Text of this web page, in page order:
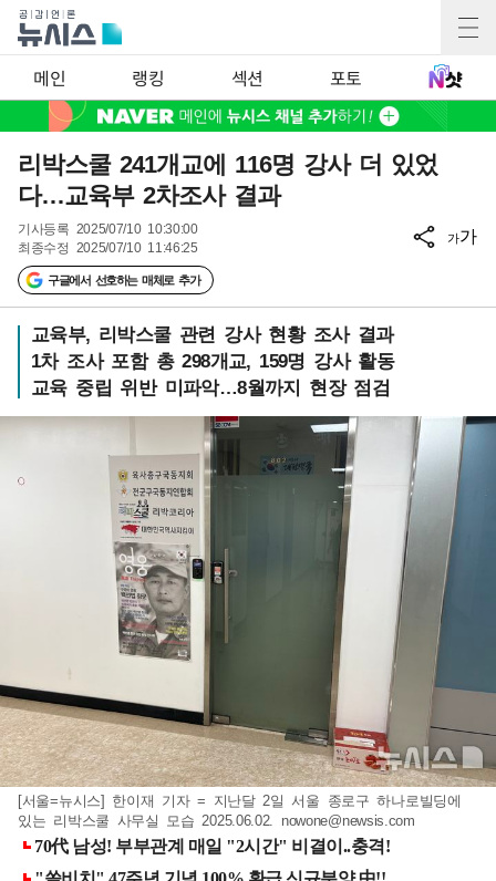
메인 랭킹 섹션 포토
리박스쿨 241개교에 116명 강사 더 있었
다…교육부 2차조사 결과
기사등록 2025/07/10 10:30:00
최종수정 2025/07/10 11:46:25
구글에서 선호하는 매체로 추가
가가
교육부, 리박스쿨 관련 강사 현황 조사 결과
1차 조사 포함 총 298개교, 159명 강사 활동
교육 중립 위반 미파악…8월까지 현장 점검
[서울=뉴시스] 한이재 기자 = 지난달 2일 서울 종로구 하나로빌딩에
있는 리박스쿨 사무실 모습 2025.06.02. nowone@newsis.com